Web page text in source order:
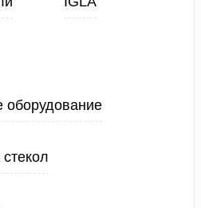
оборудование